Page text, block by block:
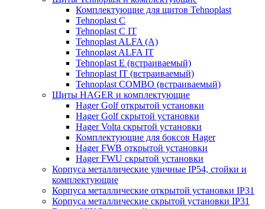
Комплектующие для щитов Tehnoplast
Tehnoplast C
Tehnoplast C IT
Tehnoplast ALFA (А)
Tehnoplast ALFA IT
Tehnoplast E (встраиваемый)
Tehnoplast IT (встраиваемый)
Tehnoplast COMBO (встраиваемый)
Щиты HAGER и комплектующие
Hager Golf открытой установки
Hager Golf скрытой установки
Hager Volta скрытой установки
Комплектующие для боксов Hager
Hager FWB открытой установки
Hager FWU скрытой установки
Корпуса металлические уличные IP54, стойки и
комплектующие
Корпуса металлические открытой установки IP31
Корпуса металлические скрытой установки IP31